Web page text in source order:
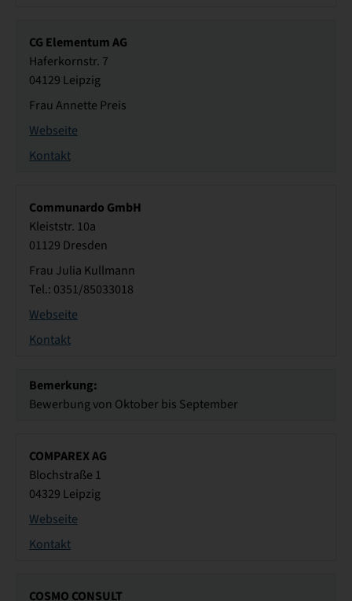
CG Elementum AG
Haferkornstr. 7
04129 Leipzig
Frau Annette Preis
Webseite
Kontakt
Communardo GmbH
Kleiststr. 10a
01129 Dresden
Frau Julia Kullmann
Tel.: 0351/85033018
Webseite
Kontakt
Bemerkung:
Bewerbung von Oktober bis September
COMPAREX AG
Blochstraße 1
04329 Leipzig
Webseite
Kontakt
COSMO CONSULT